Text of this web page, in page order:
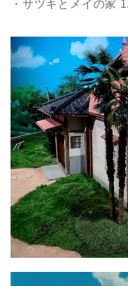
・サツキとメイの家